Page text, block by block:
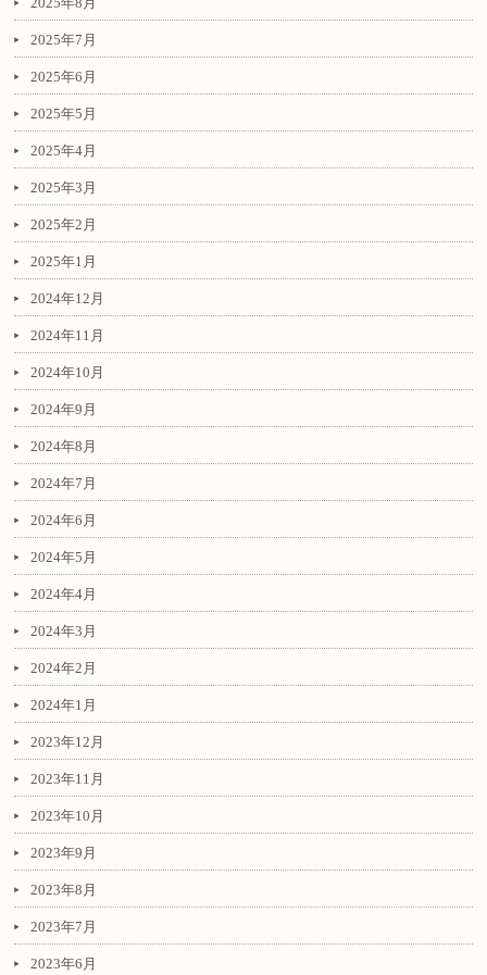
2025年7月
2025年6月
2025年5月
2025年4月
2025年3月
2025年2月
2025年1月
2024年12月
2024年11月
2024年10月
2024年9月
2024年8月
2024年7月
2024年6月
2024年5月
2024年4月
2024年3月
2024年2月
2024年1月
2023年12月
2023年11月
2023年10月
2023年9月
2023年8月
2023年7月
2023年6月